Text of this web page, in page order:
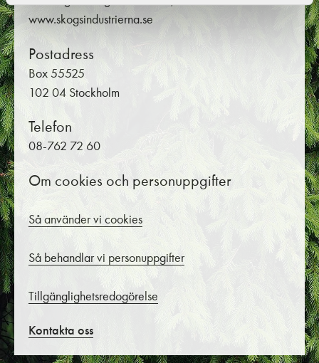
www.skogsindustrierna.se
Postadress
Box 55525
102 04 Stockholm
Telefon
08-762 72 60
Om cookies och personuppgifter
Så använder vi cookies
Så behandlar vi personuppgifter
Tillgänglighetsredogörelse
Kontakta oss